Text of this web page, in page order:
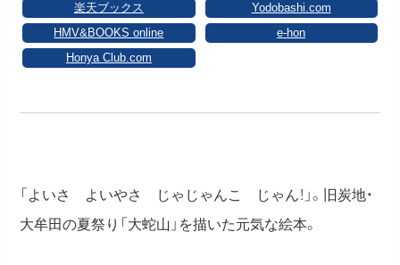
楽天ブックス
Yodobashi.com
HMV&BOOKS online
e-hon
Honya Club.com
「よいさ よいやさ じゃじゃんこ じゃん！」。旧炭地・
大牟田の夏祭り「大蛇山」を描いた元気な絵本。